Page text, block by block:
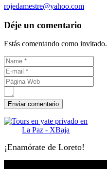
rojedamestre@yahoo.com
Déje un comentario
Estás comentando como invitado.
¡Enamórate de Loreto!